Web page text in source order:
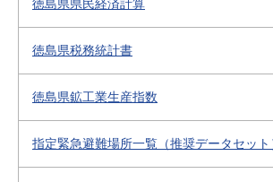
徳島県県民経済計算
徳島県税務統計書
徳島県鉱工業生産指数
指定緊急避難場所一覧（推奨データセット